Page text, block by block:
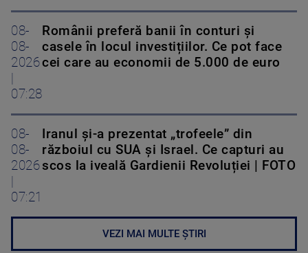
08-
08-
2026
07:28
Românii preferă banii în conturi și
casele în locul investițiilor. Ce pot face
cei care au economii de 5.000 de euro
08-
08-
2026
07:21
Iranul și-a prezentat „trofeele” din
războiul cu SUA și Israel. Ce capturi au
scos la iveală Gardienii Revoluției | FOTO
VEZI MAI MULTE ȘTIRI